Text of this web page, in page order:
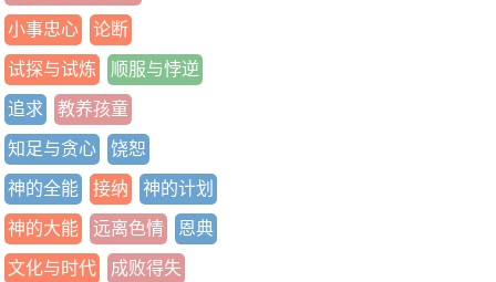
小事忠心 论断
试探与试炼 顺服与悖逆
追求 教养孩童
知足与贪心 饶恕
神的全能 接纳 神的计划
神的大能 远离色情 恩典
文化与时代 成败得失